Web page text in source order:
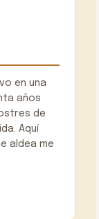
en una
años
de
Aquí
aldea me